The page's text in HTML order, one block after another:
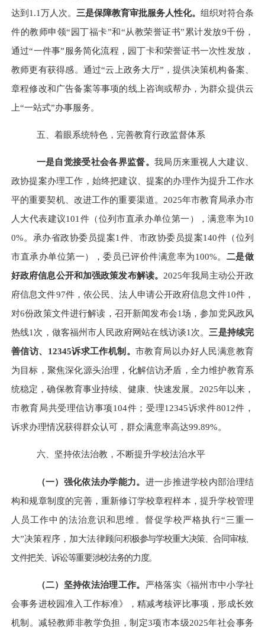
达到1.1万人次。 三是保障教育审批服务人性化。 组织对符合条
件的教师申领“园丁福卡”和“从教荣誉证书”累计发放9千份，
通过“一件事”服务简化流程，园丁卡和荣誉证书一次性发放，
教师更有获得感。通过“云上政务大厅”，提供决策机构备案、
章程修改和广告备案等事项的线上咨询或帮办，为群众提供云
上“一站式”办事服务。
五、 着眼系统特色，完善教育行政监督体系
一是自觉接受社会各界监督。 我局历来重视人大建议、
政协提案办理工作，始终把建议、提案的办理作为提升工作水
平的重要契机、改进工作的重要渠道。2025年市教育局承办市
人大代表建议101件（位列市直承办单位第一），满意率为10
0%。承办省政协委员提案1件、市政协委员提案140件（位列
市直承办单位第一），委员已评价件满意率为100%。 二是做
好政府信息公开和加强政策发布解读。 2025年我局主动公开政
府信息文件97件，依公民、法人申请公开政府信息文件10件，
对6份政策文件进行解读，召开新闻发布会1场，参加党风政风
热线1次，做客福州市人民政府网站在线访谈1次。 三是持续完
善信访、12345诉求工作机制。 市教育局以办好人民满意教育
为目标，聚焦深化源头治理，化解信访矛盾，全力维护教育系
统稳定，确保教育事业持续、健康、快速发展。2025年以来，
市教育局共受理信访事项104件 ； 受理12345诉求件8012件，
诉求办理情况获得群众认可，群众满意率高达99.89%。
六、 坚持依法治教，不断提升学校法治水平
（一） 强化依法办学能力。 进一步推进学校内部治理结
构和规章制度的完善，重新修订学校章程样本，提升学校管理
人员工作中的法治意识和思维 。 督促学校严格执行“三重一
大”决策程序，加大法律顾问积极参与学校重大决策、合同审核、
文件把关、诉讼等重要涉校法务的力度。
（二） 坚持依法治理工作。 严格落实《福州市中小学社
会事务进校园准入工作标准》
， 精减考核评比事项，形成长效
机制。减轻教师非教学负担，制定3项市本级2025年社会事务